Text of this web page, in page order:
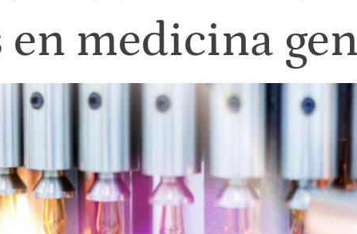
en medicina